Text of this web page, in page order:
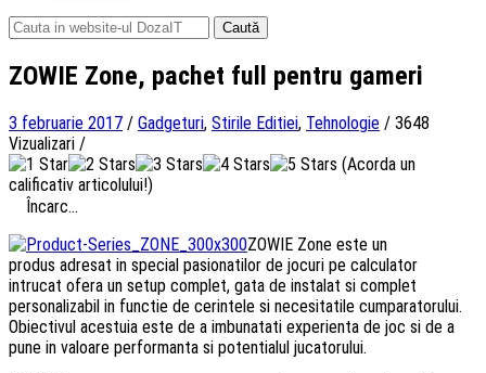
Caută
după:
ZOWIE Zone, pachet full pentru gameri
3 februarie 2017 / Gadgeturi, Stirile Editiei, Tehnologie / 3648
Vizualizari /
(Acorda un
calificativ articolului!)
Încarc...
ZOWIE Zone este un
produs adresat in special pasionatilor de jocuri pe calculator
intrucat ofera un setup complet, gata de instalat si complet
personalizabil in functie de cerintele si necesitatile cumparatorului.
Obiectivul acestuia este de a imbunatati experienta de joc si de a
pune in valoare performanta si potentialul jucatorului.